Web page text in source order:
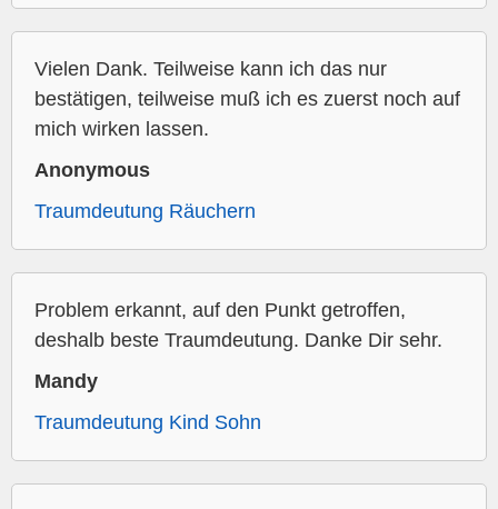
Vielen Dank. Teilweise kann ich das nur
bestätigen, teilweise muß ich es zuerst noch auf
mich wirken lassen.
Anonymous
Traumdeutung Räuchern
Problem erkannt, auf den Punkt getroffen,
deshalb beste Traumdeutung. Danke Dir sehr.
Mandy
Traumdeutung Kind Sohn